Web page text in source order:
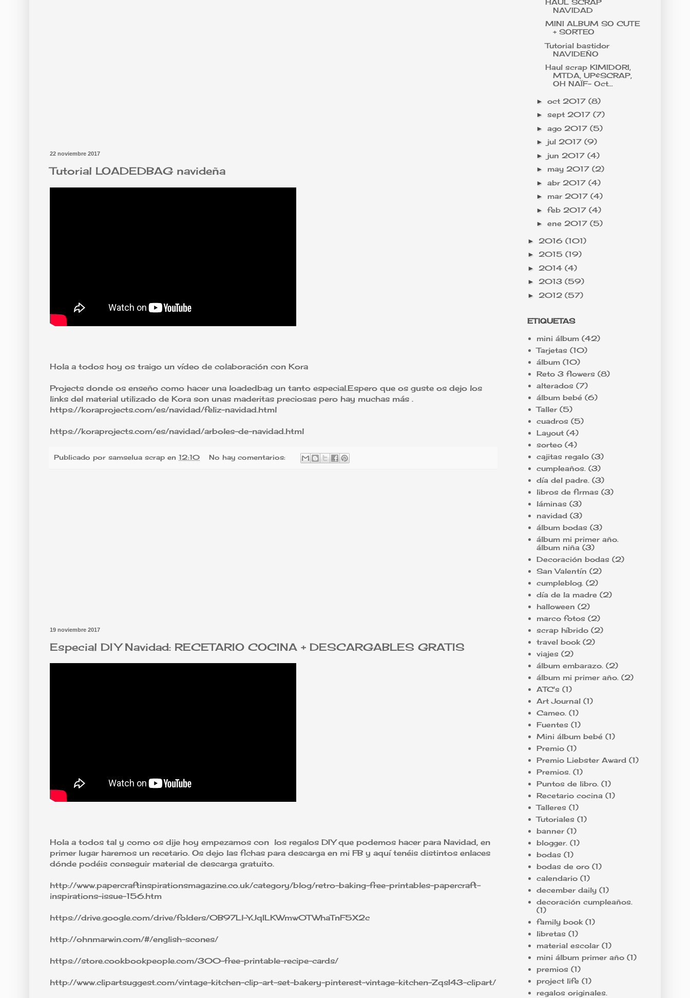
22 noviembre 2017
Tutorial LOADEDBAG navideña
Hola a todos hoy os traigo un vídeo de colaboración con Kora
Projects donde os enseño como hacer una loadedbag un tanto especial.Espero que os guste os dejo los
links del material utilizado de Kora son unas maderitas preciosas pero hay muchas más .
https://koraprojects.com/es/navidad/feliz-navidad.html
https://koraprojects.com/es/navidad/arboles-de-navidad.html
Publicado por samselua scrap en 12:10 No hay comentarios:
19 noviembre 2017
Especial DIY Navidad: RECETARIO COCINA + DESCARGABLES GRATIS
Hola a todos tal y como os dije hoy empezamos con los regalos DIY que podemos hacer para Navidad, en
primer lugar haremos un recetario. Os dejo las fichas para descarga en mi FB y aquí tenéis distintos enlaces
dónde podéis conseguir material de descarga gratuito.
http://www.papercraftinspirationsmagazine.co.uk/category/blog/retro-baking-free-printables-papercraft-
inspirations-issue-156.htm
https://drive.google.com/drive/folders/0B97Ll-YJqILKWmw0TWhaTnF5X2c
http://ohnmarwin.com/#/english-scones/
https://store.cookbookpeople.com/300-free-printable-recipe-cards/
http://www.clipartsuggest.com/vintage-kitchen-clip-art-set-bakery-pinterest-vintage-kitchen-ZqsI43-clipart/
NAVIDAD
MINI ALBUM SO CUTE
+ SORTEO
Tutorial bastidor
NAVIDEÑO
Haul scrap KIMIDORI,
MTDA, UP&SCRAP,
OH NAÏF- Oct...
► oct 2017 (8)
► sept 2017 (7)
► ago 2017 (5)
► jul 2017 (9)
► jun 2017 (4)
► may 2017 (2)
► abr 2017 (4)
► mar 2017 (4)
► feb 2017 (4)
► ene 2017 (5)
► 2016 (101)
► 2015 (19)
► 2014 (4)
► 2013 (59)
► 2012 (57)
ETIQUETAS
mini álbum (42)
Tarjetas (10)
álbum (10)
Reto 3 flowers (8)
alterados (7)
álbum bebé (6)
Taller (5)
cuadros (5)
Layout (4)
sorteo (4)
cajitas regalo (3)
cumpleaños. (3)
día del padre. (3)
libros de firmas (3)
láminas (3)
navidad (3)
álbum bodas (3)
álbum mi primer año.
álbum niña (3)
Decoración bodas (2)
San Valentín (2)
cumpleblog. (2)
día de la madre (2)
halloween (2)
marco fotos (2)
scrap híbrido (2)
travel book (2)
viajes (2)
álbum embarazo. (2)
álbum mi primer año. (2)
ATC's (1)
Art Journal (1)
Cameo. (1)
Fuentes (1)
Mini álbum bebé (1)
Premio (1)
Premio Liebster Award (1)
Premios. (1)
Puntos de libro. (1)
Recetario cocina (1)
Talleres (1)
Tutoriales (1)
banner (1)
blogger. (1)
bodas (1)
bodas de oro (1)
calendario (1)
december daily (1)
decoración cumpleaños.
(1)
family book (1)
libretas (1)
material escolar (1)
mini álbum primer año (1)
premios (1)
project life (1)
regalos originales.